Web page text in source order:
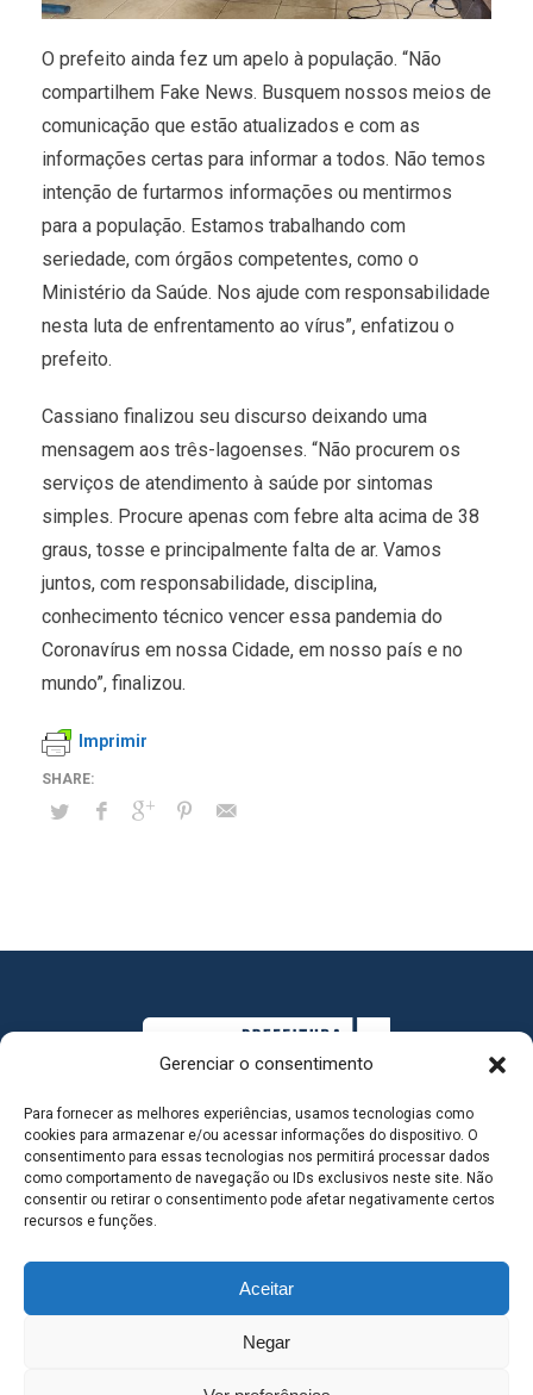
Gerenciar o consentimento
Para fornecer as melhores experiências, usamos tecnologias como
cookies para armazenar e/ou acessar informações do dispositivo. O
consentimento para essas tecnologias nos permitirá processar dados
como comportamento de navegação ou IDs exclusivos neste site. Não
consentir ou retirar o consentimento pode afetar negativamente certos
recursos e funções.
Aceitar
Negar
O prefeito ainda fez um apelo à população. “Não
compartilhem Fake News. Busquem nossos meios de
comunicação que estão atualizados e com as
informações certas para informar a todos. Não temos
intenção de furtarmos informações ou mentirmos
para a população. Estamos trabalhando com
seriedade, com órgãos competentes, como o
Ministério da Saúde. Nos ajude com responsabilidade
nesta luta de enfrentamento ao vírus”, enfatizou o
prefeito.
Cassiano finalizou seu discurso deixando uma
mensagem aos três-lagoenses. “Não procurem os
serviços de atendimento à saúde por sintomas
simples. Procure apenas com febre alta acima de 38
graus, tosse e principalmente falta de ar. Vamos
juntos, com responsabilidade, disciplina,
conhecimento técnico vencer essa pandemia do
Coronavírus em nossa Cidade, em nosso país e no
mundo”, finalizou.
Imprimir
MAPA DO SITE
SEDE DO ADMINISTRATIVO MUNICIPAL - Avenida